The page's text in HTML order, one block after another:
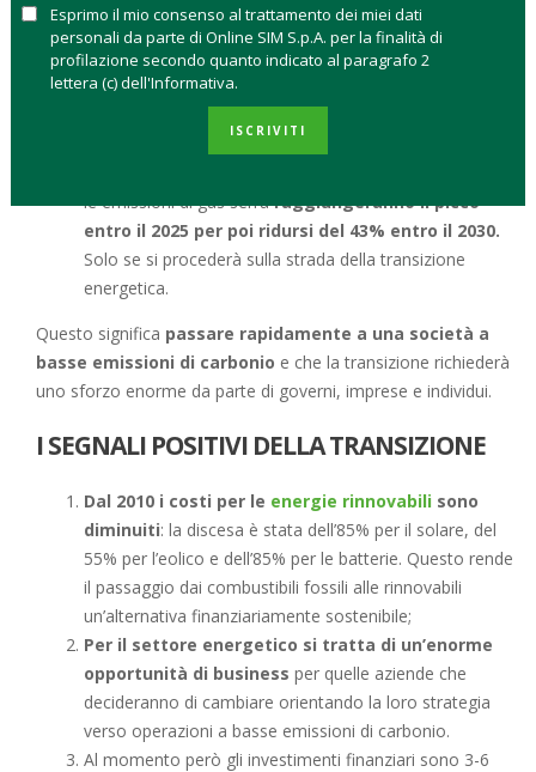
fa il punto sullo stato dell’arte presente e futuro delle
emissioni di gas serra. In particolare:
le emissioni globali medie annuali di gas serra
le emissioni di gas serraraggiungeranno il picco
entro il 2025 per poi ridursi del 43% entro il 2030.
Solo se si procederà sulla strada della transizione
energetica.
Questo significa passare rapidamente a una società a
basse emissioni di carbonio e che la transizione richiederà
uno sforzo enorme da parte di governi, imprese e individui.
I SEGNALI POSITIVI DELLA TRANSIZIONE
Dal 2010 i costi per le energie rinnovabili sono
diminuiti: la discesa è stata dell’85% per il solare, del
55% per l’eolico e dell’85% per le batterie. Questo rende
il passaggio dai combustibili fossili alle rinnovabili
un’alternativa finanziariamente sostenibile;
Per il settore energetico si tratta di un’enorme
opportunità di business per quelle aziende che
decideranno di cambiare orientando la loro strategia
verso operazioni a basse emissioni di carbonio.
Al momento però gli investimenti finanziari sono 3-6
Esprimo il mio consenso al trattamento dei miei dati
personali da parte di Online SIM S.p.A. per la finalità di
profilazione secondo quanto indicato al paragrafo 2
lettera (c) dell'Informativa.
ISCRIVITI